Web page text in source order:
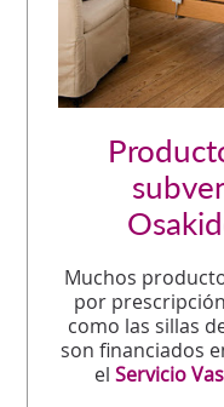
Muchos
por
como las sillas
son financiados
el Servicio